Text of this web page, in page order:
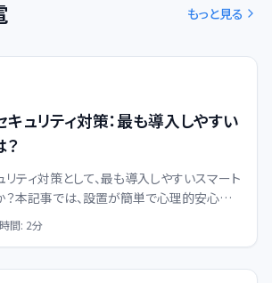
もっと見る
ュリティ対策：最も導入しやすい
ティ対策として、最も導入しやすいスマート
？本記事では、設置が簡単で心理的安心感
明と人感センサーの組み合わせを、具体的
間: 2分